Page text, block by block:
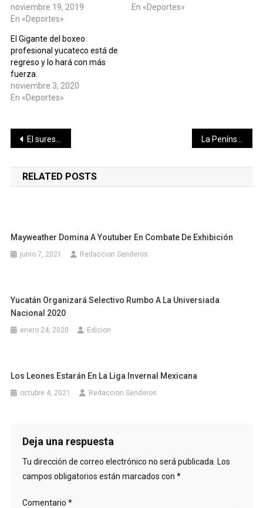
noviembre 19, 2019
En «Deportes»
En «Deportes»
El Gigante del boxeo
profesional yucateco está de
regreso y lo hará con más
fuerza.
noviembre 3, 2020
En «Deportes»
Navegación
de
entradas
El sureste unifica esfuerzos a favor del deporte
RELATED POSTS
Mayweather Domina A Youtuber En Combate De Exhibición
junio 7, 2021 Redaccion Senderos
Yucatán Organizará Selectivo Rumbo A La Universiada
Nacional 2020
enero 24, 2020 Edicion
Los Leones Estarán En La Liga Invernal Mexicana
octubre 4, 2021 Redaccion Senderos
Deja una respuesta
Tu dirección de correo electrónico no será publicada. Los
campos obligatorios están marcados con *
Comentario *